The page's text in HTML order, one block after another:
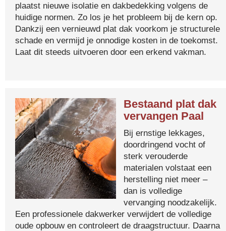
plaatst nieuwe isolatie en dakbedekking volgens de
huidige normen. Zo los je het probleem bij de kern op.
Dankzij een vernieuwd plat dak voorkom je structurele
schade en vermijd je onnodige kosten in de toekomst.
Laat dit steeds uitvoeren door een erkend vakman.
Bestaand plat dak
vervangen Paal
Bij ernstige lekkages,
doordringend vocht of
sterk verouderde
materialen volstaat een
herstelling niet meer –
dan is volledige
vervanging noodzakelijk.
Een professionele dakwerker verwijdert de volledige
oude opbouw en controleert de draagstructuur. Daarna